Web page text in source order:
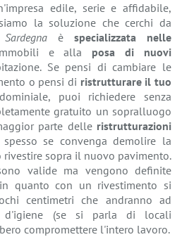
edile, serie e affidabile,
la soluzione che cerchi da
è specializzata nelle
e alla posa di nuovi
Se pensi di cambiare le
o pensi di ristrutturare il tuo
puoi richiedere senza
gratuito un sopralluogo
parte delle ristrutturazioni
se convenga demolire la
rivestire sopra il nuovo pavimento.
valide ma vengono definite
quanto con un rivestimento si
centimetri che andranno ad
d'igiene (se si parla di locali
compromettere l'intero lavoro.